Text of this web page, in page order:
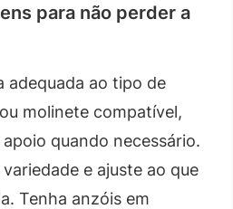
para não perder a
adequada ao tipo de
molinete compatível,
quando necessário.
variedade e ajuste ao que
Tenha anzóis em